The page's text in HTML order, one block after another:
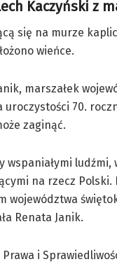
Kaczyński z
się na murze
wieńce.
marszałek
uroczystości 70.
zaginąć.
wspaniałymi
na rzecz Polski.
województwa
Renata Janik.
i